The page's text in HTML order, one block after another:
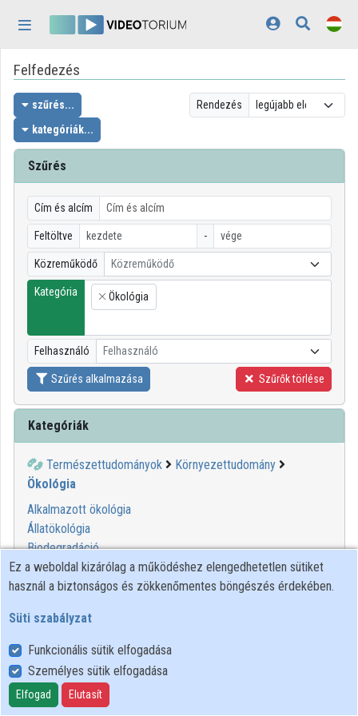
Kezdőlap
Bejelentkezés
Felfedezés
Kategóriák
Lejátszási listák
Intézmények
Közreműködők
világos
Felfedezés
szűrés...
kategóriák...
Rendezés
Szűrés
Cím és alcím
Feltöltve -
Közreműködő Közreműködő
Kategória
×
Ökológia
Felhasználó Felhasználó
Szűrés alkalmazása Szűrők törlése
Kategóriák
Természettudományok
Környezettudomány
Ökológia
Alkalmazott ökológia
Állatökológia
Biodegradáció
Bioklimatológia
Hulladékkezelés
Környezeti kockázatok
Növényökológia
Ökoszisztémák
Ökotoxikológia
Radioökológia
Ez a weboldal kizárólag a működéshez elengedhetetlen sütiket
használ a biztonságos és zökkenőmentes böngészés érdekében.
Süti szabályzat
Funkcionális sütik elfogadása
Személyes sütik elfogadása
Elfogad Elutasít